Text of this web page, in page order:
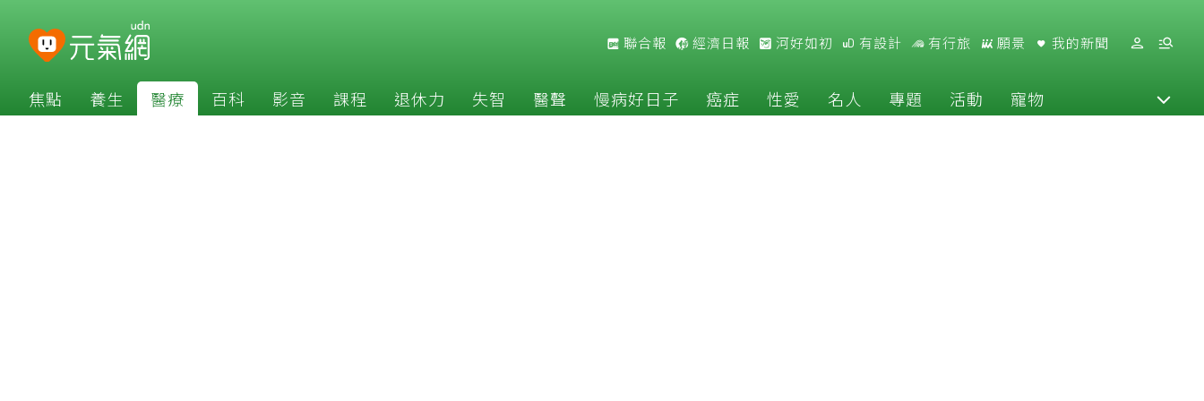
聯合報 經濟日報 河好如初 有設計 有行旅 願景 我的新聞
焦點 養生 醫療 百科 影音 課程 退休力 失智 醫聲 慢病好日子 癌症 性愛 名人 專題 活動 寵物